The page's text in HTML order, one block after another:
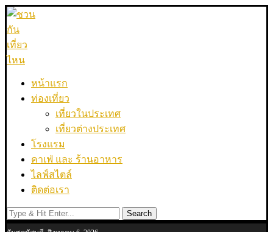
หน้าแรก
ท่องเที่ยว
เที่ยวในประเทศ
เที่ยวต่างประเทศ
โรงแรม
คาเฟ่ และ ร้านอาหาร
ไลฟ์สไตล์
ติดต่อเรา
Search